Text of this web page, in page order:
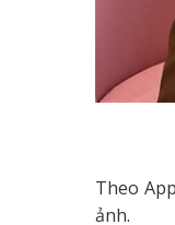
Theo
ảnh.